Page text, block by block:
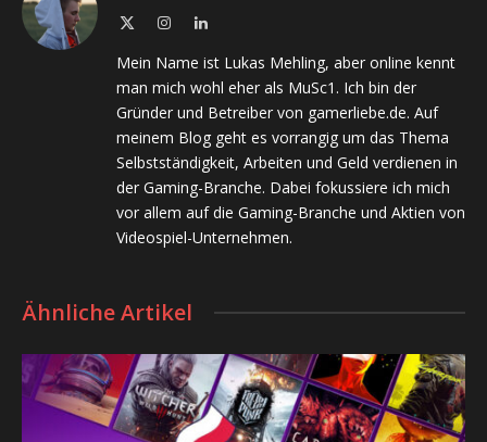
InstagramLinkedIn
Mein Name ist Lukas Mehling, aber online kennt
man mich wohl eher als MuSc1. Ich bin der
Gründer und Betreiber von gamerliebe.de. Auf
meinem Blog geht es vorrangig um das Thema
Selbstständigkeit, Arbeiten und Geld verdienen in
der Gaming-Branche. Dabei fokussiere ich mich
vor allem auf die Gaming-Branche und Aktien von
Videospiel-Unternehmen.
Ähnliche Artikel